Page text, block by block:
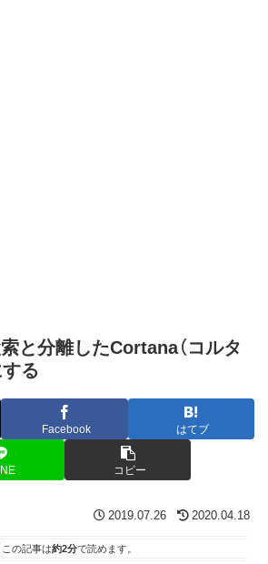
と分離したCortana（コルタ
る
Facebook はてブ
コピー
2019.07.26 2020.04.18
この記事は約2分で読めます。